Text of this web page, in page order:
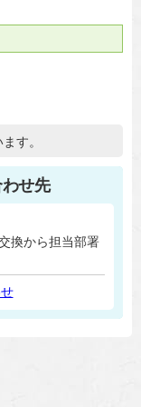
す。
せ先
換から担当部署